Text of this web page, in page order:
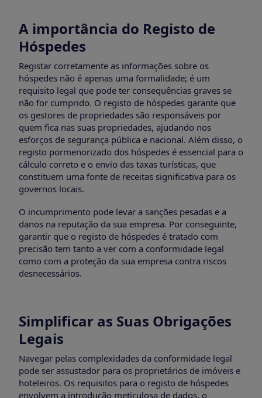
A importância do Registo de
Hóspedes
Registar corretamente as informações sobre os
hóspedes não é apenas uma formalidade; é um
requisito legal que pode ter consequências graves se
não for cumprido. O registo de hóspedes garante que
os gestores de propriedades são responsáveis por
quem fica nas suas propriedades, ajudando nos
esforços de segurança pública e nacional. Além disso, o
registo pormenorizado dos hóspedes é essencial para o
cálculo correto e o envio das taxas turísticas, que
constituem uma fonte de receitas significativa para os
governos locais.
O incumprimento pode levar a sanções pesadas e a
danos na reputação da sua empresa. Por conseguinte,
garantir que o registo de hóspedes é tratado com
precisão tem tanto a ver com a conformidade legal
como com a proteção da sua empresa contra riscos
desnecessários.
Simplificar as Suas Obrigações
Legais
Navegar pelas complexidades da conformidade legal
pode ser assustador para os proprietários de imóveis e
hoteleiros. Os requisitos para o registo de hóspedes
envolvem a introdução meticulosa de dados, o